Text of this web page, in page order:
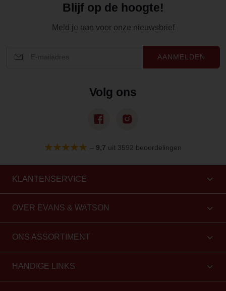
Blijf op de hoogte!
Meld je aan voor onze nieuwsbrief
AANMELDEN
Volg ons
– 9,7 uit 3592 beoordelingen
KLANTENSERVICE
OVER EVANS & WATSON
ONS ASSORTIMENT
HANDIGE LINKS